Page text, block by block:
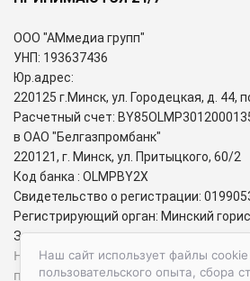
Наш сайт использует файлы
пользовательского опыта, сбора
ООО "АМмедиа групп"
УНП: 193637436
Юр.адрес:
220125 г.Минск, ул. Городецкая, д. 44,
Расчетный счет:
в ОАО "Белгазпромбанк"
220121, г. Минск, ул. Притыцкого, 60/2
Код банка : OLMPBY2X
Свидетельство о регистрации:
Регистрирующий орган: Минский
Зарегистрирован в торговом реестре:
Номера городских телефонов
прав потребителей: